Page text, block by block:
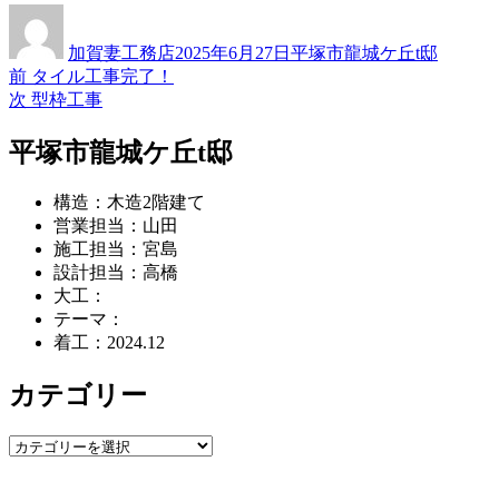
者加賀妻工務店日:
2025年6月27日ゴ
平塚市龍城ケ丘t邸
投
稿
ナ
前 過
去
投
稿:
タイル工事完了！
次 次
投
稿:
型枠工事
平塚市龍城ケ丘t邸
構造：木造2階建て
営業担当：山田
施工担当：宮島
設計担当：高橋
大工：
テーマ：
着工：2024.12
カテゴリー
カ